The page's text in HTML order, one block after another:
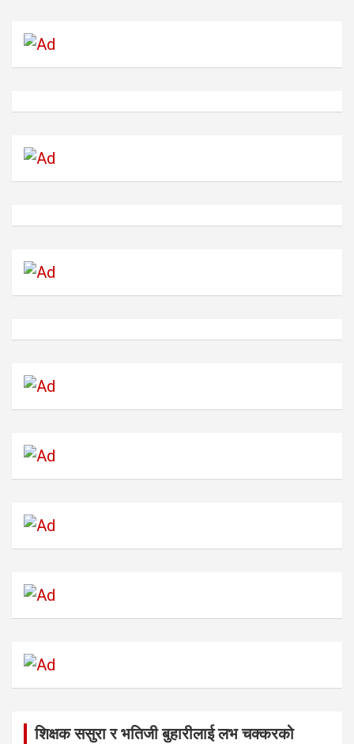
शिक्षक ससुरा र भतिजी बुहारीलाई लभ चक्करको